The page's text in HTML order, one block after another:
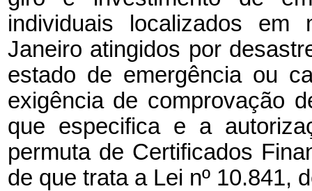
individuais localizados
Janeiro atingidos por
estado de emergência ou
exigência de comprovação
que especifica e a
permuta de Certificados
de que trata a Lei nº 10.841,